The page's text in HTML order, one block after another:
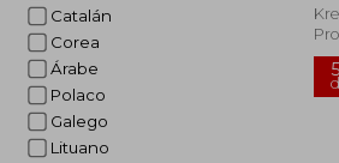
Catalán
Corea
Árabe
Polaco
Galego
Lituano